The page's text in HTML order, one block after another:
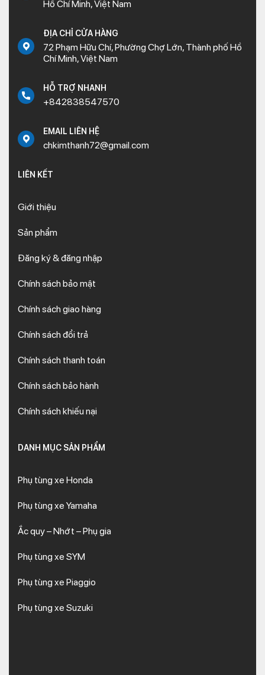
Hồ Chí Minh, Việt Nam
ĐỊA CHỈ CỬA HÀNG
72 Phạm Hữu Chí, Phường Chợ Lớn, Thành phố Hồ
Chí Minh, Việt Nam
HỖ TRỢ NHANH
+842838547570
EMAIL LIÊN HỆ
chkimthanh72@gmail.com
LIÊN KẾT
Giới thiệu
Sản phẩm
Đăng ký & đăng nhập
Chính sách bảo mật
Chính sách giao hàng
Chính sách đổi trả
Chính sách thanh toán
Chính sách bảo hành
Chính sách khiếu nại
DANH MỤC SẢN PHẨM
Phụ tùng xe Honda
Phụ tùng xe Yamaha
Ắc quy – Nhớt – Phụ gia
Phụ tùng xe SYM
Phụ tùng xe Piaggio
Phụ tùng xe Suzuki